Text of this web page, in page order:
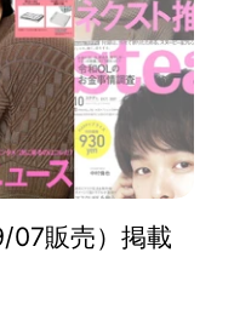
07販売）掲載